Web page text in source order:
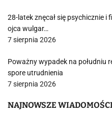
28-latek znęcał się psychicznie i
ojca wulgar…
7 sierpnia 2026
Poważny wypadek na południu
spore utrudnienia
7 sierpnia 2026
NAJNOWSZE